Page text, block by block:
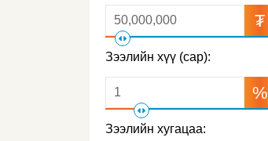
₮
Зээлийн хүү (сар):
%
Зээлийн хугацаа: